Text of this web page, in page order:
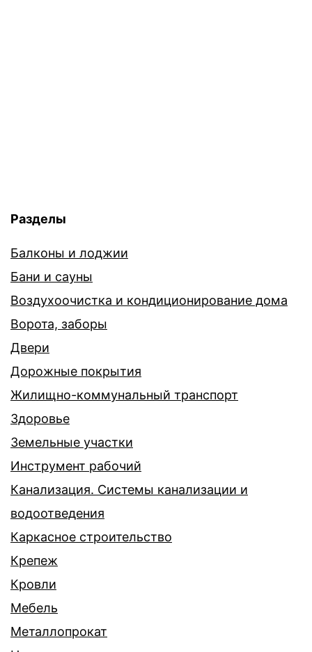
Разделы
Балконы и лоджии
Бани и сауны
Воздухоочистка и кондиционирование дома
Ворота, заборы
Двери
Дорожные покрытия
Жилищно-коммунальный транспорт
Здоровье
Земельные участки
Инструмент рабочий
Канализация. Системы канализации и
водоотведения
Каркасное строительство
Крепеж
Кровли
Мебель
Металлопрокат